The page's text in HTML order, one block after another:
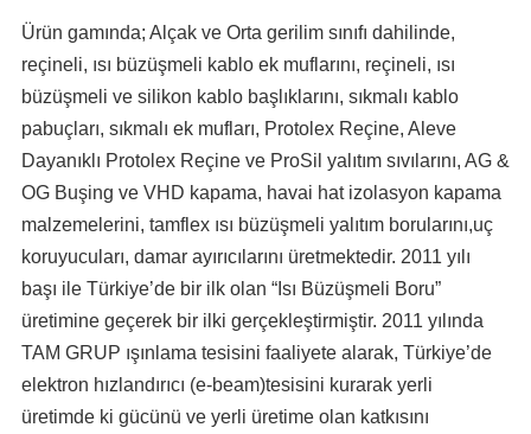
Ürün gamında; Alçak ve Orta gerilim sınıfı dahilinde,
reçineli, ısı büzüşmeli kablo ek muflarını, reçineli, ısı
büzüşmeli ve silikon kablo başlıklarını, sıkmalı kablo
pabuçları, sıkmalı ek mufları, Protolex Reçine, Aleve
Dayanıklı Protolex Reçine ve ProSil yalıtım sıvılarını, AG &
OG Buşing ve VHD kapama, havai hat izolasyon kapama
malzemelerini, tamflex ısı büzüşmeli yalıtım borularını,uç
koruyucuları, damar ayırıcılarını üretmektedir. 2011 yılı
başı ile Türkiye’de bir ilk olan “Isı Büzüşmeli Boru”
üretimine geçerek bir ilki gerçekleştirmiştir. 2011 yılında
TAM GRUP ışınlama tesisini faaliyete alarak, Türkiye’de
elektron hızlandırıcı (e-beam)tesisini kurarak yerli
üretimde ki gücünü ve yerli üretime olan katkısını